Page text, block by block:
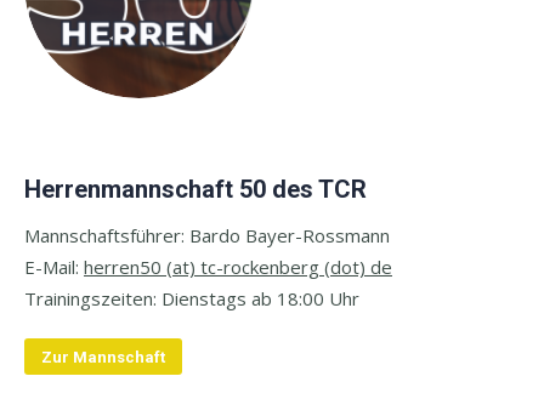
Herrenmannschaft 50 des TCR
Mannschaftsführer: Bardo Bayer-Rossmann
E-Mail: herren50 (at) tc-rockenberg (dot) de
Trainingszeiten: Dienstags ab 18:00 Uhr
Zur Mannschaft